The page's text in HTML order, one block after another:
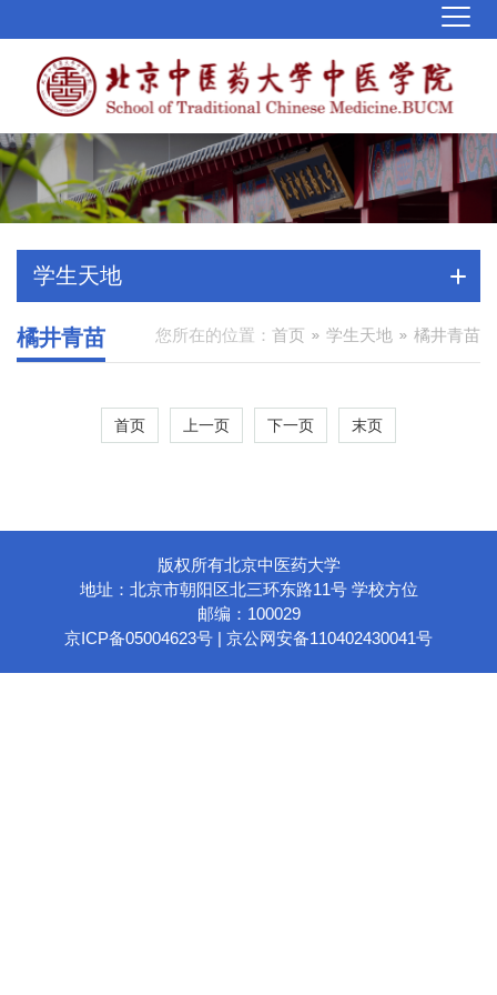
学生天地
您所在的位置： 首页 学生天地 橘井青苗
橘井青苗
首页 上一页 下一页 末页
版权所有北京中医药大学
地址：北京市朝阳区北三环东路11号 学校方位
邮编：100029
京ICP备05004623号 | 京公网安备110402430041号